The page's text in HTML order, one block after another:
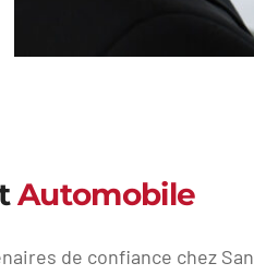
Automobile
de confiance chez